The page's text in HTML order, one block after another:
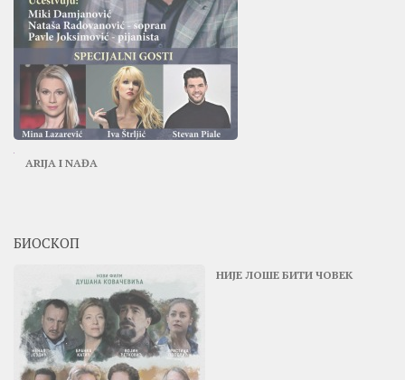
ARIJA I NAĐA
БИОСКОП
НИЈЕ ЛОШЕ БИТИ ЧОВЕК